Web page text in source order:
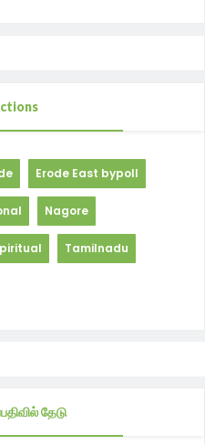
Erode East bypoll
Nagore
Tamilnadu
தேடு